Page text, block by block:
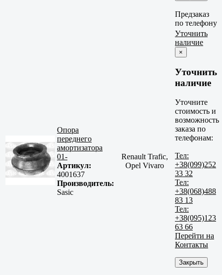
Предзаказ
по телефону
Опора
переднего
амортизатора
01-
Артикул:
4001637
Производитель:
Sasic
Renault Trafic,
Opel Vivaro
Уточнить
наличие
×
Уточнить
наличие
Уточните
стоимость и
возможность
заказа по
телефонам:
Тел:
+38(099)252
33 32
Тел:
+38(068)488
83 13
Тел:
+38(095)123
63 66
Перейти на
Контакты
Закрыть